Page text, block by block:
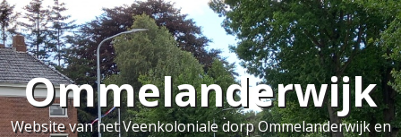
Ga
naar
de
inhoudOmmelanderwijk
Website van het Veenkoloniale dorp Ommelanderwijk en